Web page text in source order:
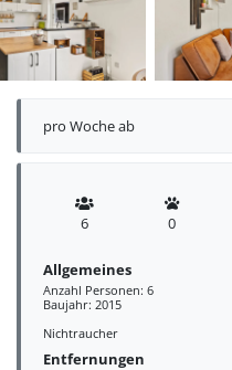
pro Woche ab
6 0
Allgemeines
Anzahl Personen: 6
Baujahr: 2015
Nichtraucher
Entfernungen